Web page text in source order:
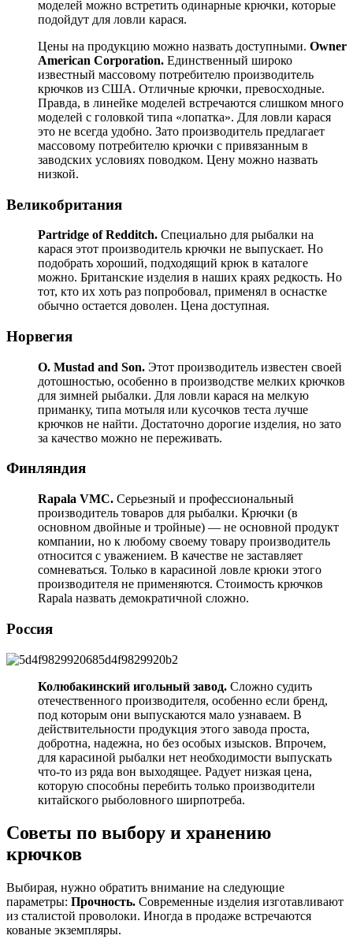
моделей можно встретить одинарные крючки, которые
подойдут для ловли карася.
Цены на продукцию можно назвать доступными. Owner
American Corporation. Единственный широко
известный массовому потребителю производитель
крючков из США. Отличные крючки, превосходные.
Правда, в линейке моделей встречаются слишком много
моделей с головкой типа «лопатка». Для ловли карася
это не всегда удобно. Зато производитель предлагает
массовому потребителю крючки с привязанным в
заводских условиях поводком. Цену можно назвать
низкой.
Великобритания
Partridge of Redditch. Специально для рыбалки на
карася этот производитель крючки не выпускает. Но
подобрать хороший, подходящий крюк в каталоге
можно. Британские изделия в наших краях редкость. Но
тот, кто их хоть раз попробовал, применял в оснастке
обычно остается доволен. Цена доступная.
Норвегия
O. Mustad and Son. Этот производитель известен своей
дотошностью, особенно в производстве мелких крючков
для зимней рыбалки. Для ловли карася на мелкую
приманку, типа мотыля или кусочков теста лучше
крючков не найти. Достаточно дорогие изделия, но зато
за качество можно не переживать.
Финляндия
Rapala VMC. Серьезный и профессиональный
производитель товаров для рыбалки. Крючки (в
основном двойные и тройные) — не основной продукт
компании, но к любому своему товару производитель
относится с уважением. В качестве не заставляет
сомневаться. Только в карасиной ловле крюки этого
производителя не применяются. Стоимость крючков
Rapala назвать демократичной сложно.
Россия
Колюбакинский игольный завод. Сложно судить
отечественного производителя, особенно если бренд,
под которым они выпускаются мало узнаваем. В
действительности продукция этого завода проста,
добротна, надежна, но без особых изысков. Впрочем,
для карасиной рыбалки нет необходимости выпускать
что-то из ряда вон выходящее. Радует низкая цена,
которую способны перебить только производители
китайского рыболовного ширпотреба.
Советы по выбору и хранению
крючков
Выбирая, нужно обратить внимание на следующие
параметры: Прочность. Современные изделия изготавливают
из сталистой проволоки. Иногда в продаже встречаются
кованые экземпляры.